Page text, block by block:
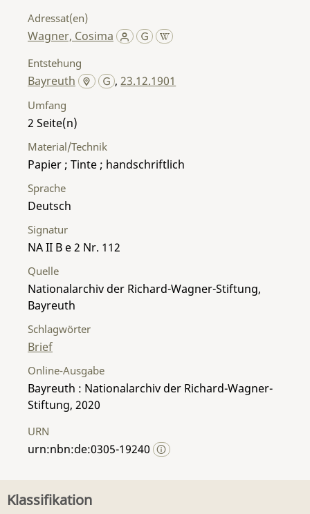
Adressat(en)
Wagner, Cosima
Entstehung
Bayreuth ,23.12.1901
Umfang
2
Material/Technik
Papier ; Tinte ; handschriftlich
Sprache
Deutsch
Signatur
NA II B e 2 Nr. 112
Quelle
Nationalarchiv der Richard-Wagner-Stiftung,
Bayreuth
Schlagwörter
Brief
Online-Ausgabe
Bayreuth : Nationalarchiv der Richard-Wagner-
Stiftung, 2020
URN
urn:nbn:de:0305-19240
Klassifikation